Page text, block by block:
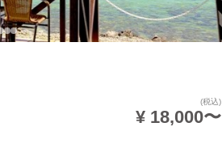
(税込)
¥ 18,000〜